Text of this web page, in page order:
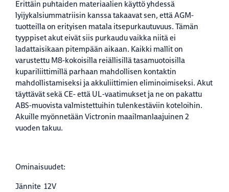
Erittäin puhtaiden materiaalien käyttö yhdessä
lyijykalsiummatriisin kanssa takaavat sen, että AGM-
tuotteilla on erityisen matala itsepurkautuvuus. Tämän
tyyppiset akut eivät siis purkaudu vaikka niitä ei
ladattaisikaan pitempään aikaan. Kaikki mallit on
varustettu M8-kokoisilla reiällisillä tasamuotoisilla
kupariliittimillä parhaan mahdollisen kontaktin
mahdollistamiseksi ja akkuliittimien eliminoimiseksi. Akut
täyttävät sekä CE- että UL-vaatimukset ja ne on pakattu
ABS-muovista valmistettuihin tulenkestäviin koteloihin.
Akuille myönnetään Victronin maailmanlaajuinen 2
vuoden takuu.
Ominaisuudet:
Jännite 12V